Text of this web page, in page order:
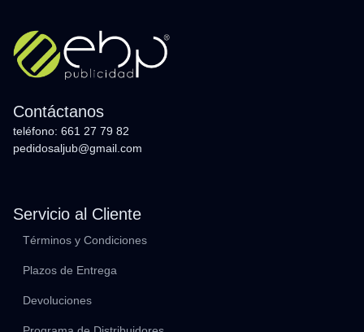
Contáctanos
teléfono: 661 27 79 82
pedidosaljub@gmail.com
Servicio al Cliente
Términos y Condiciones
Plazos de Entrega
Devoluciones